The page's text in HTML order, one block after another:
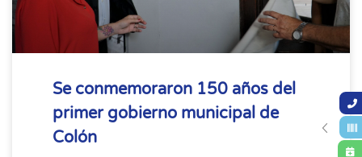
Se conmemoraron 150 años del
primer gobierno municipal de
Colón